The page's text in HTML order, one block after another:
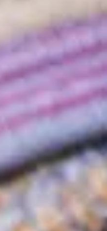
Explora la cultura
pinterest